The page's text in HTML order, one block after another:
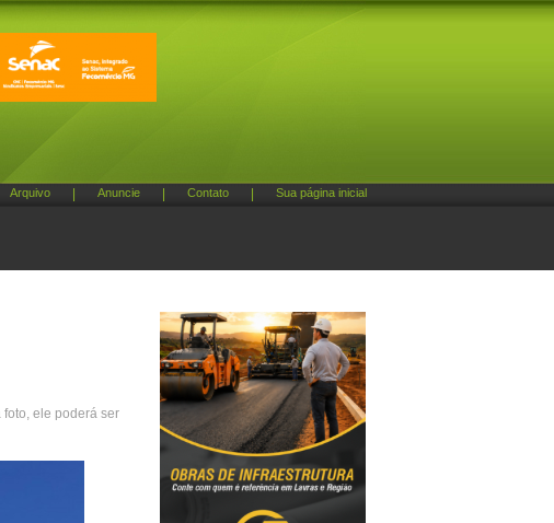
Arquivo Anuncie Contato Sua página inicial
ele poderá ser